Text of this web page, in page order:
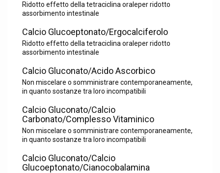
Ridotto effetto della tetraciclina oraleper ridotto
assorbimento intestinale
Calcio Glucoeptonato/Ergocalciferolo
Ridotto effetto della tetraciclina oraleper ridotto
assorbimento intestinale
Calcio Gluconato/Acido Ascorbico
Non miscelare o somministrare contemporaneamente,
in quanto sostanze tra loro incompatibili
Calcio Gluconato/Calcio
Carbonato/Complesso Vitaminico
Non miscelare o somministrare contemporaneamente,
in quanto sostanze tra loro incompatibili
Calcio Gluconato/Calcio
Glucoeptonato/Cianocobalamina